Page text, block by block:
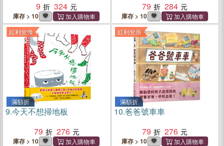
9
324
庫存 > 10
79
284
庫存 > 10
紅利兌換
滿額折
9.今天不想掃地板
79
276
庫存 > 10
紅利兌換
滿額折
10.爸爸號車車
79
276
庫存 > 10